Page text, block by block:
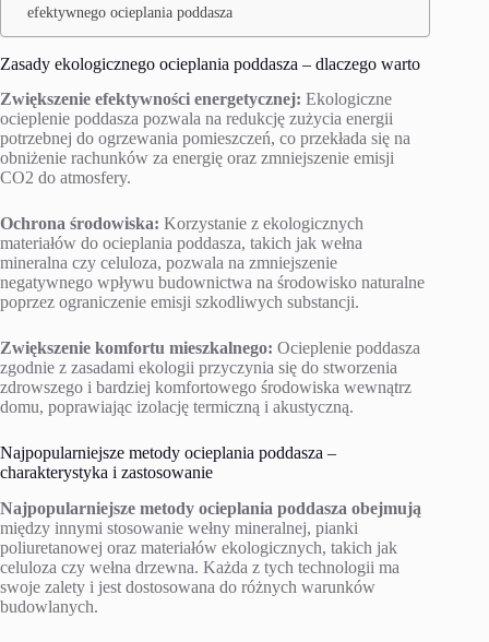
efektywnego ocieplania poddasza
Zasady ekologicznego ocieplania poddasza – dlaczego warto
Zwiększenie efektywności energetycznej: Ekologiczne
ocieplenie poddasza pozwala na redukcję zużycia energii
potrzebnej do ogrzewania pomieszczeń, co przekłada się na
obniżenie rachunków za energię oraz zmniejszenie emisji
CO2 do atmosfery.
Ochrona środowiska: Korzystanie z ekologicznych
materiałów do ocieplania poddasza, takich jak wełna
mineralna czy celuloza, pozwala na zmniejszenie
negatywnego wpływu budownictwa na środowisko naturalne
poprzez ograniczenie emisji szkodliwych substancji.
Zwiększenie komfortu mieszkalnego: Ocieplenie poddasza
zgodnie z zasadami ekologii przyczynia się do stworzenia
zdrowszego i bardziej komfortowego środowiska wewnątrz
domu, poprawiając izolację termiczną i akustyczną.
Najpopularniejsze metody ocieplania poddasza –
charakterystyka i zastosowanie
Najpopularniejsze metody ocieplania poddasza obejmują
między innymi stosowanie wełny mineralnej, pianki
poliuretanowej oraz materiałów ekologicznych, takich jak
celuloza czy wełna drzewna. Każda z tych technologii ma
swoje zalety i jest dostosowana do różnych warunków
budowlanych.